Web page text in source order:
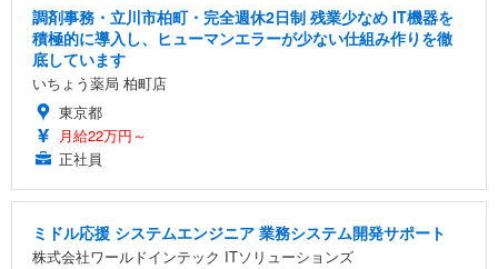
調剤事務・立川市柏町・完全週休2日制 残業少なめ IT機器を
積極的に導入し、ヒューマンエラーが少ない仕組み作りを徹
底しています
いちょう薬局 柏町店
東京都
月給22万円～
正社員
ミドル応援 システムエンジニア 業務システム開発サポート
株式会社ワールドインテック ITソリューションズ